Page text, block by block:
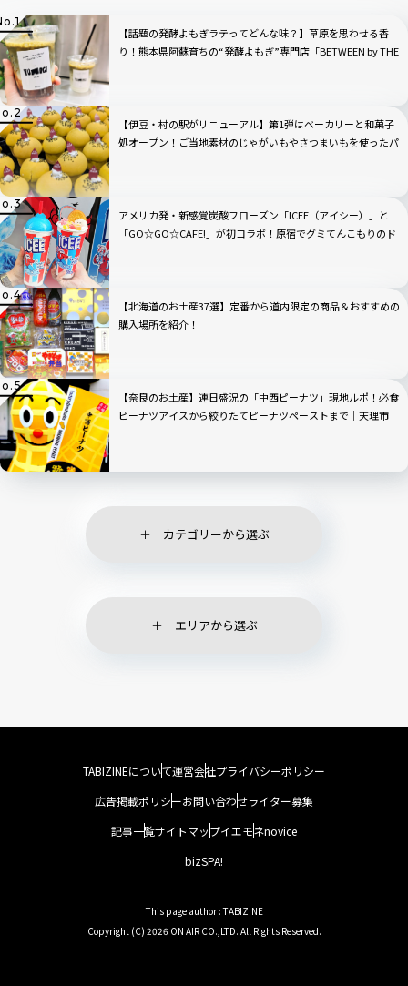
【話題の発酵よもぎラテってどんな味？】草原を思わせる香
り！熊本県阿蘇育ちの“発酵よもぎ”専門店「BETWEEN by THE
【伊豆・村の駅がリニューアル】第1弾はベーカリーと和菓子
処オープン！ご当地素材のじゃがいもやさつまいもを使ったパ
アメリカ発・新感覚炭酸フローズン「ICEE（アイシー）」と
「GO☆GO☆CAFE!」が初コラボ！原宿でグミてんこもりのド
【北海道のお土産37選】定番から道内限定の商品＆おすすめの
購入場所を紹介！
【奈良のお土産】連日盛況の「中西ピーナツ」現地ルポ！必食
ピーナツアイスから絞りたてピーナツペーストまで｜天理市
カテゴリーから選ぶ
エリアから選ぶ
TABIZINEについて運営会社プライバシーポリシー
広告掲載ポリシーお問い合わせライター募集
記事一覧サイトマップイエモネnovice
bizSPA!
This page author : TABIZINE
Copyright (C) 2026 ON AIR CO.,LTD. All Rights Reserved.